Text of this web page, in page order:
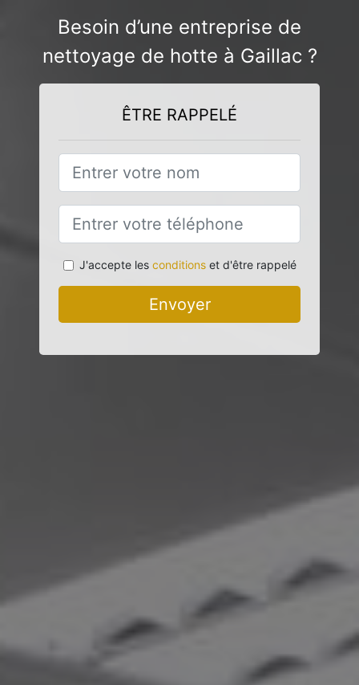
Besoin d’une entreprise de
nettoyage de hotte à Gaillac ?
ÊTRE RAPPELÉ
J'accepte les conditionset d'être rappelé
Envoyer